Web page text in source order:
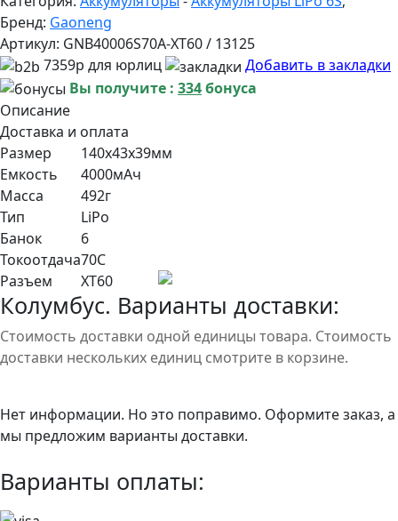
Бренд: Gaoneng
Артикул: GNB40006S70A-XT60 / 13125
7359р для юрлиц
Добавить в закладки
Вы получите : 334бонуса
Описание
Доставка и оплата
Размер
140x43x39мм
Емкость
4000мАч
Масса
492г
Тип
LiPo
Банок
6
Токоотдача70С
Разъем
XT60
Колумбус. Варианты доставки:
Стоимость доставки одной единицы товара. Стоимость
доставки нескольких единиц смотрите в корзине.
Нет информации. Но это поправимо. Оформите заказ, а
мы предложим варианты доставки.
Варианты оплаты: